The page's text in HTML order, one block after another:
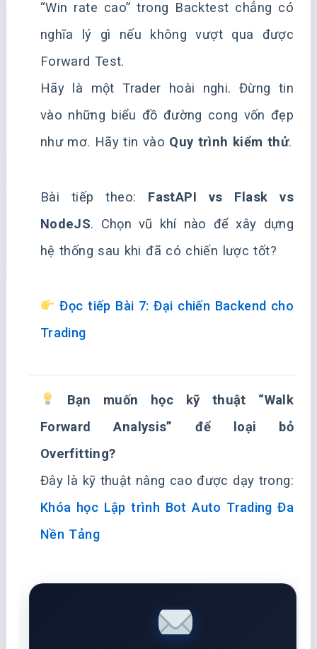
“Win rate cao” trong Backtest chẳng có
nghĩa lý gì nếu không vượt qua được
Forward Test.
Hãy là một Trader hoài nghi. Đừng tin
vào những biểu đồ đường cong vốn đẹp
như mơ. Hãy tin vào Quy trình kiểm thử.
Bài tiếp theo: FastAPI vs Flask vs
NodeJS. Chọn vũ khí nào để xây dựng
hệ thống sau khi đã có chiến lược tốt?
Đọc tiếp Bài 7: Đại chiến Backend cho
Trading
Bạn muốn học kỹ thuật “Walk
Forward Analysis” để loại bỏ
Overfitting?
Đây là kỹ thuật nâng cao được dạy trong:
Khóa học Lập trình Bot Auto Trading Đa
Nền Tảng